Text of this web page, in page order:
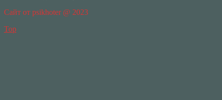
Сайт от psikhoter @ 2023
Top